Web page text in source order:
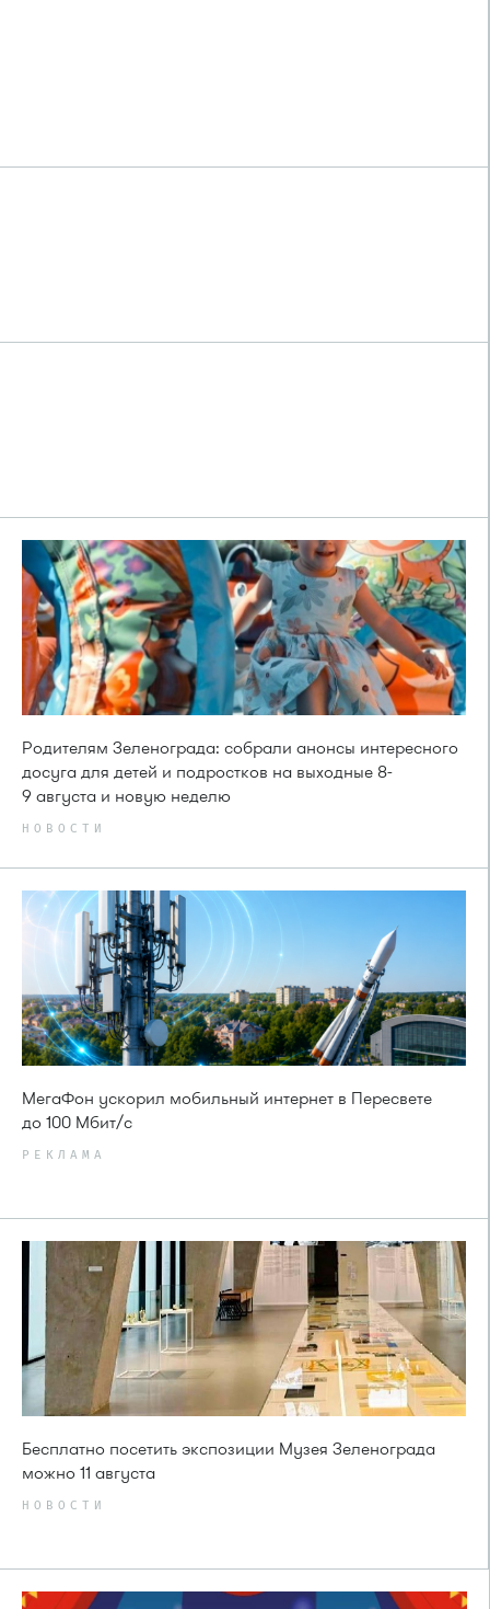
Родителям Зеленограда: собрали анонсы интересного
досуга для детей и подростков на выходные 8-
9 августа и новую неделю
НОВОСТИ
МегаФон ускорил мобильный интернет в Пересвете
до 100 Мбит/с
РЕКЛАМА
Бесплатно посетить экспозиции Музея Зеленограда
можно 11 августа
НОВОСТИ